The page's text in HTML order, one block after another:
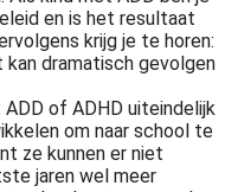
en is het resultaat
krijg je te horen:
dramatisch gevolgen
of ADHD uiteindelijk
om naar school te
ze kunnen er niet
jaren wel meer